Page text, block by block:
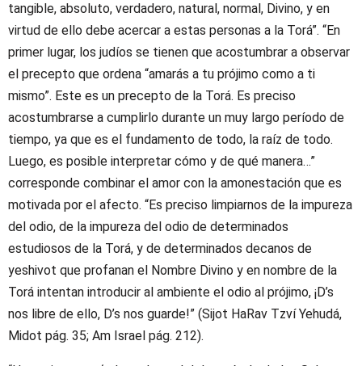
tangible, absoluto, verdadero, natural, normal, Divino, y en
virtud de ello debe acercar a estas personas a la Torá”. “En
primer lugar, los judíos se tienen que acostumbrar a observar
el precepto que ordena “amarás a tu prójimo como a ti
mismo”. Este es un precepto de la Torá. Es preciso
acostumbrarse a cumplirlo durante un muy largo período de
tiempo, ya que es el fundamento de todo, la raíz de todo.
Luego, es posible interpretar cómo y de qué manera…”
corresponde combinar el amor con la amonestación que es
motivada por el afecto. “Es preciso limpiarnos de la impureza
del odio, de la impureza del odio de determinados
estudiosos de la Torá, y de determinados decanos de
yeshivot que profanan el Nombre Divino y en nombre de la
Torá intentan introducir al ambiente el odio al prójimo, ¡D’s
nos libre de ello, D’s nos guarde!” (Sijot HaRav Tzví Yehudá,
Midot pág. 35; Am Israel pág. 212).